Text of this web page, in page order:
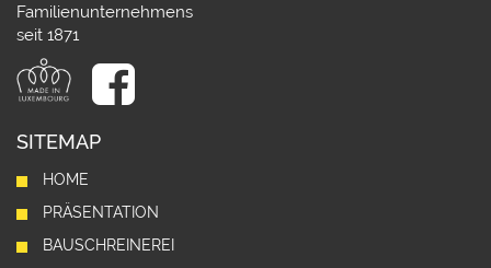
Familienunternehmens
seit 1871
SITEMAP
HOME
PRÄSENTATION
BAUSCHREINEREI